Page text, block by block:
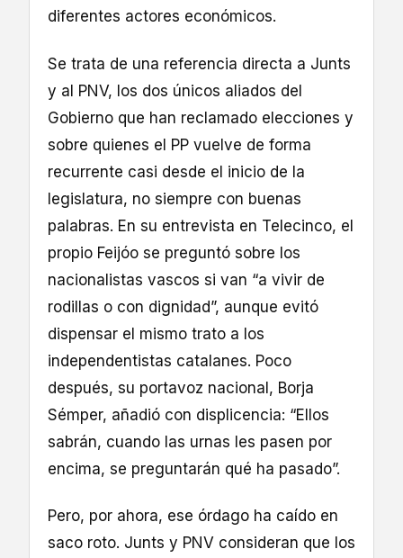
diferentes actores económicos.
Se trata de una referencia directa a Junts
y al PNV, los dos únicos aliados del
Gobierno que han reclamado elecciones y
sobre quienes el PP vuelve de forma
recurrente casi desde el inicio de la
legislatura, no siempre con buenas
palabras. En su entrevista en Telecinco, el
propio Feijóo se preguntó sobre los
nacionalistas vascos si van “a vivir de
rodillas o con dignidad”, aunque evitó
dispensar el mismo trato a los
independentistas catalanes. Poco
después, su portavoz nacional, Borja
Sémper, añadió con displicencia: “Ellos
sabrán, cuando las urnas les pasen por
encima, se preguntarán qué ha pasado”.
Pero, por ahora, ese órdago ha caído en
saco roto. Junts y PNV consideran que los